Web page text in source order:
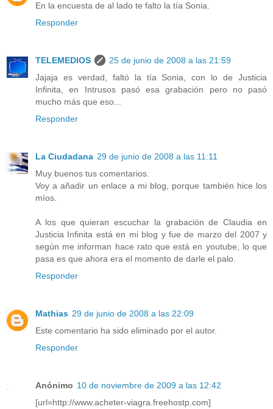
En la encuesta de al lado te falto la tía Sonia.
Responder
TELEMEDIOS
25 de junio de 2008 a las 21:59
Jajaja es verdad, faltó la tía Sonia, con lo de Justicia
Infinita, en Intrusos pasó esa grabación pero no pasó
mucho más que eso...
Responder
La Ciudadana 29 de junio de 2008 a las 11:11
Muy buenos tus comentarios.
Voy a añadir un enlace a mi blog, porque también hice los
míos.
A los que quieran escuchar la grabación de Claudia en
Justicia Infinita está en mi blog y fue de marzo del 2007 y
según me informan hace rato que está en youtube, lo que
pasa es que ahora era el momento de darle el palo.
Responder
Mathias 29 de junio de 2008 a las 22:09
Este comentario ha sido eliminado por el autor.
Responder
Anónimo 10 de noviembre de 2009 a las 12:42
[url=http://www.acheter-viagra.freehostp.com]